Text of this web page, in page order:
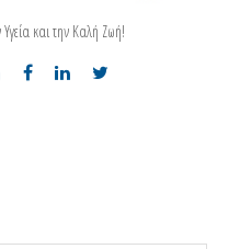
και την Καλή Ζωή!